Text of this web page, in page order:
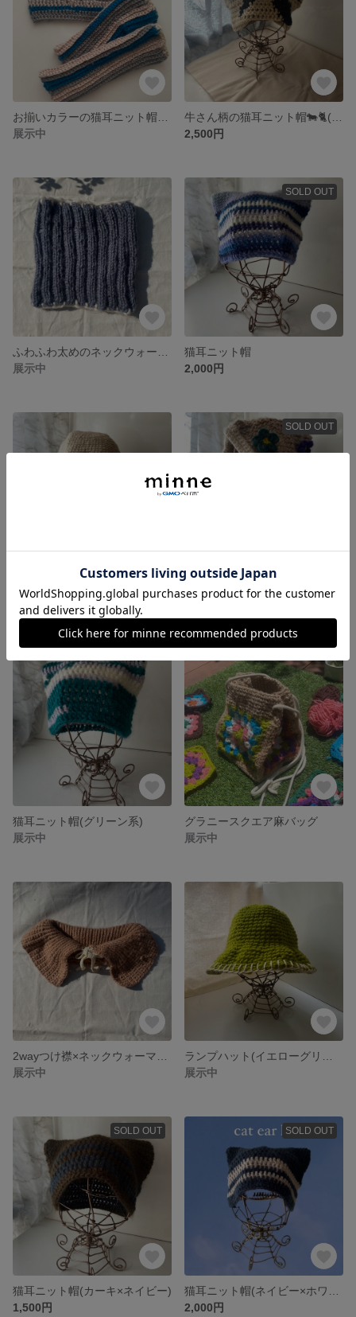
展示中
2,500円
展示中
SOLD OUT
猫耳ニット帽
2,000円
バケットハット(アイボリー)
展示中
SOLD OUT
7,000円
猫耳ニット帽(グリーン系)
展示中
グラニースクエア麻バッグ
展示中
展示中
展示中
SOLD OUT
猫耳ニット帽(カーキ×ネイビー)
1,500円
SOLD OUT
2,000円